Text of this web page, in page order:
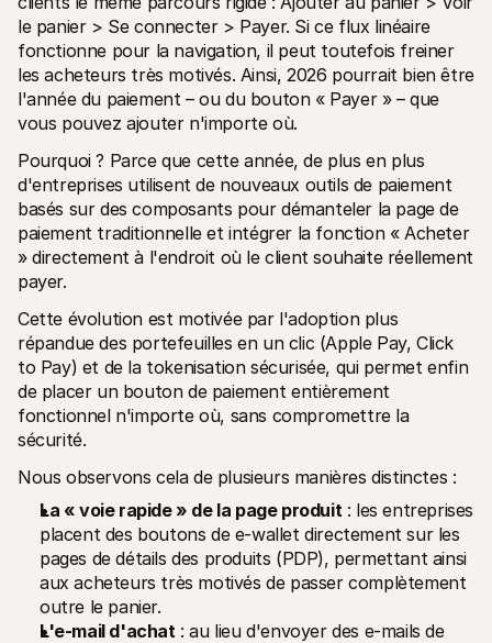
le panier > Se connecter > Payer. Si ce flux linéaire
fonctionne pour la navigation, il peut toutefois freiner
les acheteurs très motivés. Ainsi, 2026 pourrait bien être
l'année du paiement – ou du bouton « Payer » – que
vous pouvez ajouter n'importe où.
Pourquoi ? Parce que cette année, de plus en plus
d'entreprises utilisent de nouveaux outils de paiement
basés sur des composants pour démanteler la page de
paiement traditionnelle et intégrer la fonction « Acheter
» directement à l'endroit où le client souhaite réellement
payer.
Cette évolution est motivée par l'adoption plus
répandue des portefeuilles en un clic (Apple Pay, Click
to Pay) et de la tokenisation sécurisée, qui permet enfin
de placer un bouton de paiement entièrement
fonctionnel n'importe où, sans compromettre la
sécurité.
Nous observons cela de plusieurs manières distinctes :
La « voie rapide » de la page produit : les entreprises
placent des boutons de e-wallet directement sur les
pages de détails des produits (PDP), permettant ainsi
aux acheteurs très motivés de passer complètement
outre le panier.
L'e-mail d'achat : au lieu d'envoyer des e-mails de